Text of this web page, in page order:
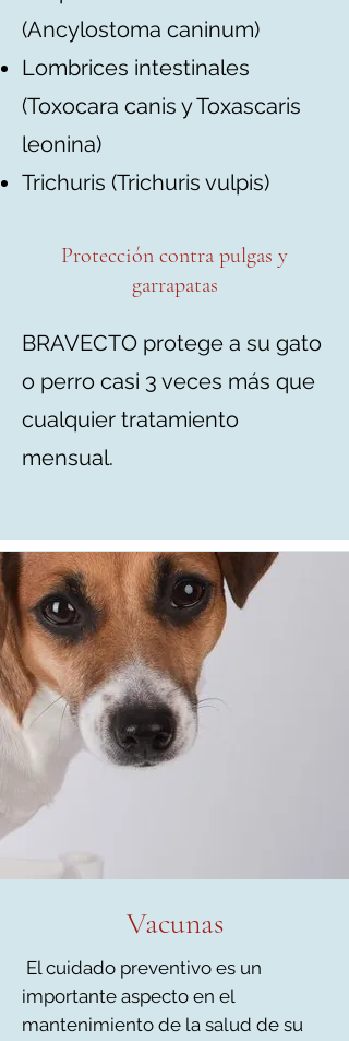
(Ancylostoma caninum)
Lombrices intestinales
(Toxocara canis y Toxascaris
leonina)
Trichuris (Trichuris vulpis)
Protección contra pulgas y
garrapatas
BRAVECTO protege a su gato
o perro casi 3 veces más que
cualquier tratamiento
mensual.
Vacunas
El cuidado preventivo es un
importante aspecto en el
mantenimiento de la salud de su